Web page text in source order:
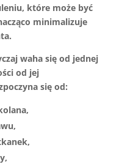
które może być
minimalizuje
waha się od jednej
od jej
się od: